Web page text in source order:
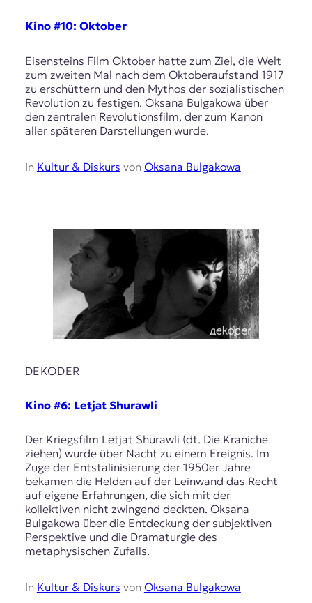
Kino #10: Oktober
Eisensteins Film Oktober hatte zum Ziel, die Welt
zum zweiten Mal nach dem Oktoberaufstand 1917
zu erschüttern und den Mythos der sozialistischen
Revolution zu festigen. Oksana Bulgakowa über
den zentralen Revolutionsfilm, der zum Kanon
aller späteren Darstellungen wurde.
In Kultur & Diskurs von Oksana Bulgakowa
DEKODER
Kino #6: Letjat Shurawli
Der Kriegsfilm Letjat Shurawli (dt. Die Kraniche
ziehen) wurde über Nacht zu einem Ereignis. Im
Zuge der Entstalinisierung der 1950er Jahre
bekamen die Helden auf der Leinwand das Recht
auf eigene Erfahrungen, die sich mit der
kollektiven nicht zwingend deckten. Oksana
Bulgakowa über die Entdeckung der subjektiven
Perspektive und die Dramaturgie des
metaphysischen Zufalls.
In Kultur & Diskurs von Oksana Bulgakowa